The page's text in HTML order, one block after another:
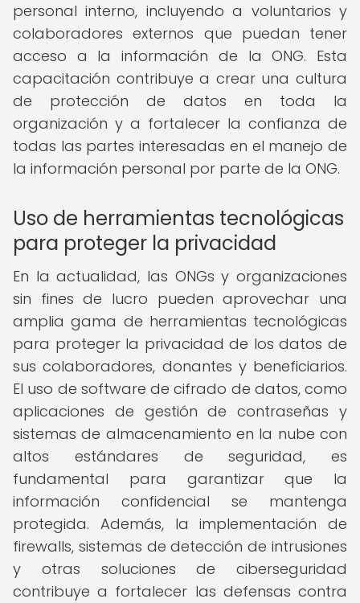
personal interno, incluyendo a voluntarios y
colaboradores externos que puedan tener
acceso a la información de la ONG. Esta
capacitación contribuye a crear una cultura
de protección de datos en toda la
organización y a fortalecer la confianza de
todas las partes interesadas en el manejo de
la información personal por parte de la ONG.
Uso de herramientas tecnológicas
para proteger la privacidad
En la actualidad, las ONGs y organizaciones
sin fines de lucro pueden aprovechar una
amplia gama de herramientas tecnológicas
para proteger la privacidad de los datos de
sus colaboradores, donantes y beneficiarios.
El uso de software de cifrado de datos, como
aplicaciones de gestión de contraseñas y
sistemas de almacenamiento en la nube con
altos estándares de seguridad, es
fundamental para garantizar que la
información confidencial se mantenga
protegida. Además, la implementación de
firewalls, sistemas de detección de intrusiones
y otras soluciones de ciberseguridad
contribuye a fortalecer las defensas contra